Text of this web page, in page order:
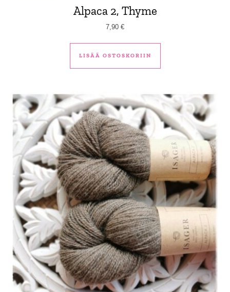
Alpaca 2, Thyme
7,90 €
LISÄÄ OSTOSKORIIN